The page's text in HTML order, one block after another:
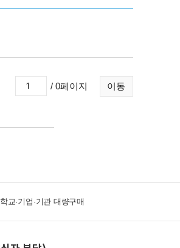
이동
/ 0페이지
학교·기업·기관 대량구매